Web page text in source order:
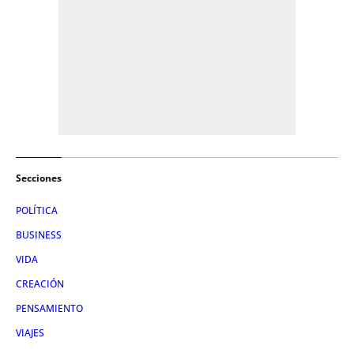
Secciones
POLÍTICA
BUSINESS
VIDA
CREACIÓN
PENSAMIENTO
VIAJES